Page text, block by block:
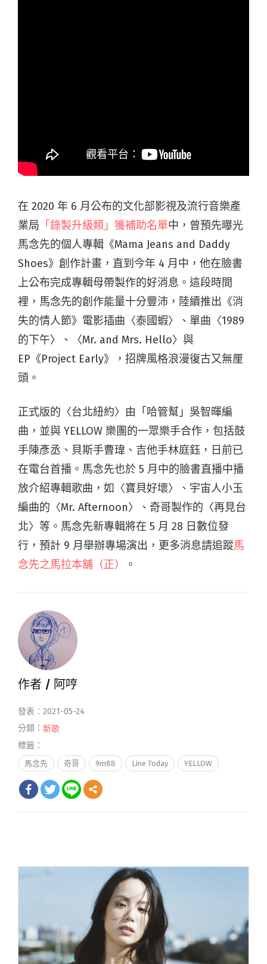
在 2020 年 6 月公布的文化部影視及流行音樂產
業局 「錄製升級類」獲補助名單中，曾預先曝光
馬念先的個人專輯《Mama Jeans and Daddy
Shoes》創作計畫，直到今年 4 月中，他在臉書
上公布完成專輯母帶製作的好消息。這段時間
裡，馬念先的創作能量十分豐沛，陸續推出《消
失的情人節》電影插曲〈泰國蝦〉、單曲〈1989
的下午〉、〈Mr. and Mrs. Hello〉與
EP《Project Early》，招牌風格浪漫復古又無厘
頭。
正式版的〈台北紐約〉由「哈管幫」吳智暉編
曲，並與 YELLOW 樂團的一眾樂手合作，包括鼓
手陳彥丞、貝斯手曹瑋、吉他手林庭鈺，日前已
在電台首播。馬念先也於 5 月中的臉書直播中播
放介紹專輯歌曲，如〈寶貝好壞〉、宇宙人小玉
編曲的〈Mr. Afternoon〉、奇哥製作的〈再見台
北〉等。馬念先新專輯將在 5 月 28 日數位發
行，預計 9 月舉辦專場演出，更多消息請追蹤馬
念先之馬拉本舖（正）
。
作者 / 阿哼
發表：2021-05-24
分類： 新歌
標籤：
馬念先 奇哥 9m88 Line Today YELLOW